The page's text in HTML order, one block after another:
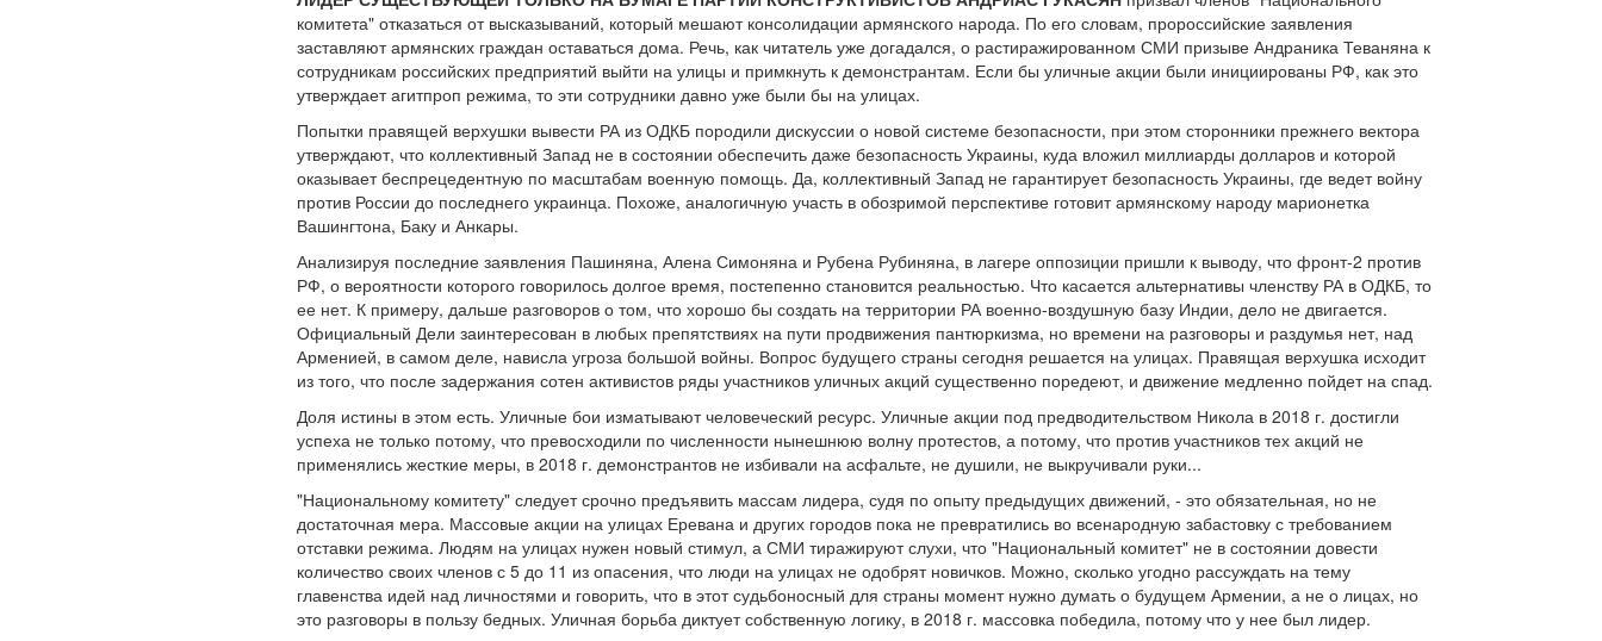
комитета" отказаться от высказываний, который мешают консолидации армянского народа. По его словам, пророссийские заявления
заставляют армянских граждан оставаться дома. Речь, как читатель уже догадался, о растиражированном СМИ призыве Андраника Теваняна к
сотрудникам российских предприятий выйти на улицы и примкнуть к демонстрантам. Если бы уличные акции были инициированы РФ, как это
утверждает агитпроп режима, то эти сотрудники давно уже были бы на улицах.
Попытки правящей верхушки вывести РА из ОДКБ породили дискуссии о новой системе безопасности, при этом сторонники прежнего вектора
утверждают, что коллективный Запад не в состоянии обеспечить даже безопасность Украины, куда вложил миллиарды долларов и которой
оказывает беспрецедентную по масштабам военную помощь. Да, коллективный Запад не гарантирует безопасность Украины, где ведет войну
против России до последнего украинца. Похоже, аналогичную участь в обозримой перспективе готовит армянскому народу марионетка
Вашингтона, Баку и Анкары.
Анализируя последние заявления Пашиняна, Алена Симоняна и Рубена Рубиняна, в лагере оппозиции пришли к выводу, что фронт-2 против
РФ, о вероятности которого говорилось долгое время, постепенно становится реальностью. Что касается альтернативы членству РА в ОДКБ, то
ее нет. К примеру, дальше разговоров о том, что хорошо бы создать на территории РА военно-воздушную базу Индии, дело не двигается.
Официальный Дели заинтересован в любых препятствиях на пути продвижения пантюркизма, но времени на разговоры и раздумья нет, над
Арменией, в самом деле, нависла угроза большой войны. Вопрос будущего страны сегодня решается на улицах. Правящая верхушка исходит
из того, что после задержания сотен активистов ряды участников уличных акций существенно поредеют, и движение медленно пойдет на спад.
Доля истины в этом есть. Уличные бои изматывают человеческий ресурс. Уличные акции под предводительством Никола в 2018 г. достигли
успеха не только потому, что превосходили по численности нынешнюю волну протестов, а потому, что против участников тех акций не
применялись жесткие меры, в 2018 г. демонстрантов не избивали на асфальте, не душили, не выкручивали руки...
"Национальному комитету" следует срочно предъявить массам лидера, судя по опыту предыдущих движений, - это обязательная, но не
достаточная мера. Массовые акции на улицах Еревана и других городов пока не превратились во всенародную забастовку с требованием
отставки режима. Людям на улицах нужен новый стимул, а СМИ тиражируют слухи, что "Национальный комитет" не в состоянии довести
количество своих членов с 5 до 11 из опасения, что люди на улицах не одобрят новичков. Можно, сколько угодно рассуждать на тему
главенства идей над личностями и говорить, что в этот судьбоносный для страны момент нужно думать о будущем Армении, а не о лицах, но
это разговоры в пользу бедных. Уличная борьба диктует собственную логику, в 2018 г. массовка победила, потому что у нее был лидер.